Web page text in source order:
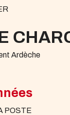
Ardèche
POSTE